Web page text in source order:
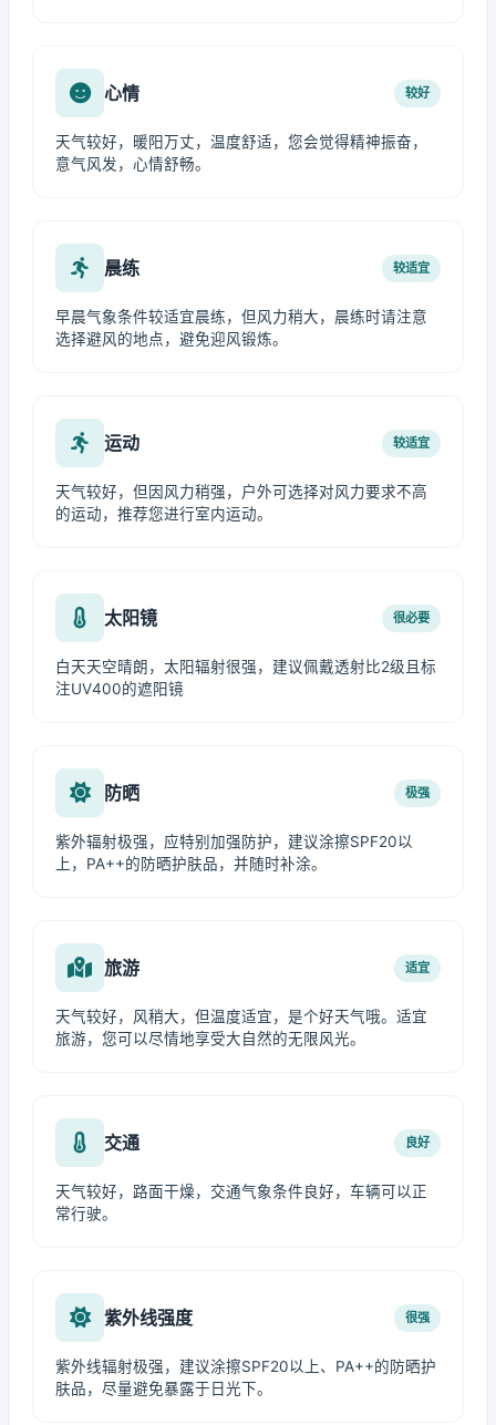
心情 较好
天气较好，暖阳万丈，温度舒适，您会觉得精神振奋，
意气风发，心情舒畅。
晨练 较适宜
早晨气象条件较适宜晨练，但风力稍大，晨练时请注意
选择避风的地点，避免迎风锻炼。
运动 较适宜
天气较好，但因风力稍强，户外可选择对风力要求不高
的运动，推荐您进行室内运动。
太阳镜 很必要
白天天空晴朗，太阳辐射很强，建议佩戴透射比2级且标
注UV400的遮阳镜
防晒 极强
紫外辐射极强，应特别加强防护，建议涂擦SPF20以
上，PA++的防晒护肤品，并随时补涂。
旅游 适宜
天气较好，风稍大，但温度适宜，是个好天气哦。适宜
旅游，您可以尽情地享受大自然的无限风光。
交通 良好
天气较好，路面干燥，交通气象条件良好，车辆可以正
常行驶。
紫外线强度 很强
紫外线辐射极强，建议涂擦SPF20以上、PA++的防晒护
肤品，尽量避免暴露于日光下。